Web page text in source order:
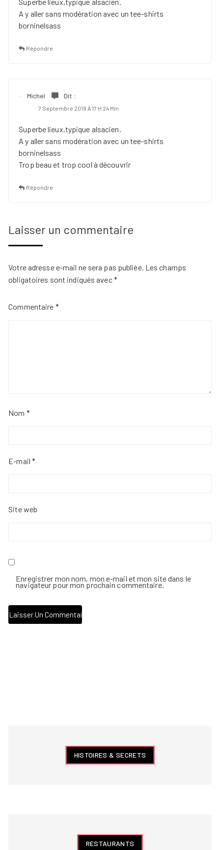
A y aller sans modération avec un tee-shirts
borninelsass
Répondre
Michel Dit :
7 Septembre 2019 À 17 H 24 Min
Superbe lieux,typique alsacien.
A y aller sans modération avec un tee-shirts
borninelsass
Trop beau et trop cool à découvrir
Répondre
Laisser un commentaire
Votre adresse e-mail ne sera pas publiée. Les champs
obligatoires sont indiqués avec*
Commentaire *
Nom *
E-mail*
Site web
Enregistrer mon nom, mon e-mail et mon site dans le
navigateur pour mon prochain commentaire.
HISTOIRES & SECRETS
RESTAURANTS